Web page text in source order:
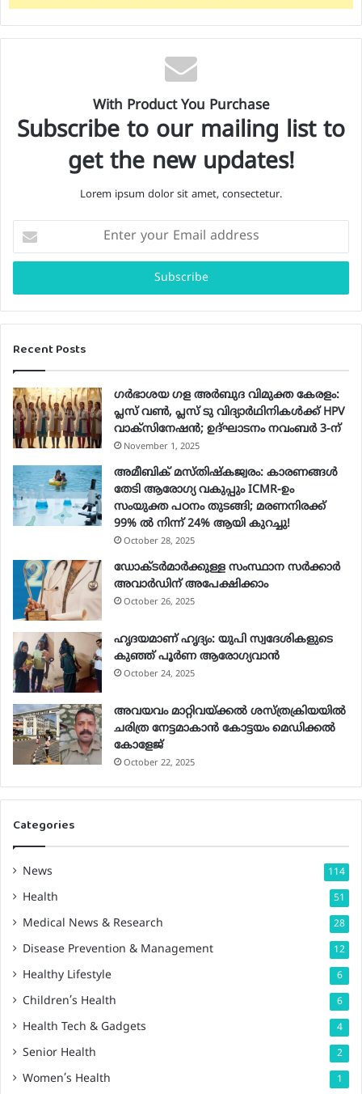
With Product You Purchase
Subscribe to our mailing list to
get the new updates!
Lorem ipsum dolor sit amet, consectetur.
t
r
y
u
m
a
i
l
a
d
d
r
Recent Posts
ഗർഭാശയ ഗള അർബുദ വിമുക്ത കേരളം:
പ്ലസ് വൺ, പ്ലസ് ടു വിദ്യാർഥിനികൾക്ക് HPV
വാക്‌സിനേഷൻ; ഉദ്ഘാടനം നവംബർ 3-ന്
November 1, 2025
അമീബിക് മസ്തിഷ്കജ്വരം: കാരണങ്ങൾ
തേടി ആരോഗ്യ വകുപ്പും ICMR-ഉം
സംയുക്ത പഠനം തുടങ്ങി; മരണനിരക്ക്
99% ൽ നിന്ന് 24% ആയി കുറച്ചു!
October 28, 2025
ഡോക്ടർമാർക്കുള്ള സംസ്ഥാന സർക്കാർ
അവാർഡിന് അപേക്ഷിക്കാം
October 26, 2025
ഹൃദയമാണ് ഹൃദ്യം: യുപി സ്വദേശികളുടെ
കുഞ്ഞ് പൂര്‍ണ ആരോഗ്യവാന്‍
October 24, 2025
അവയവം മാറ്റിവയ്ക്കല്‍ ശസ്ത്രക്രിയയില്‍
ചരിത്ര നേട്ടമാകാന്‍ കോട്ടയം മെഡിക്കല്‍
കോളേജ്
October 22, 2025
Categories
News 114
Health 51
Medical News & Research 28
Disease Prevention & Management 12
Healthy Lifestyle 6
Children’s Health 6
Health Tech & Gadgets 4
Senior Health 2
Women’s Health 1